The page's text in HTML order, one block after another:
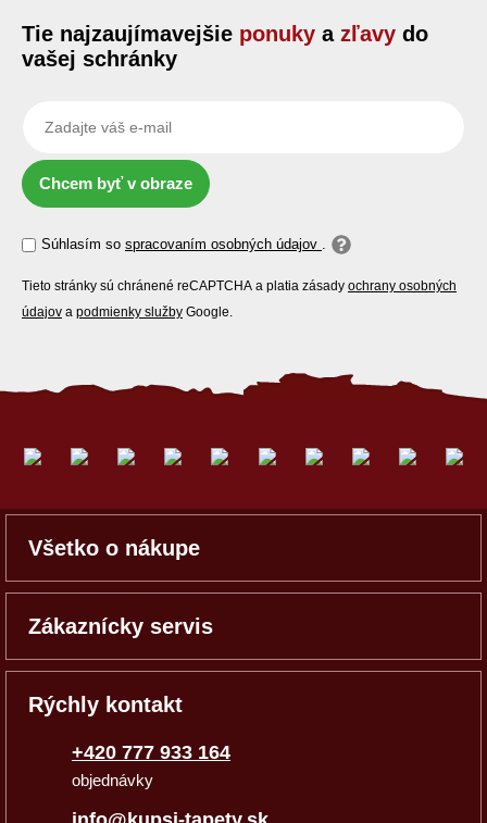
Tie najzaujímavejšie ponuky a zľavy do
vašej schránky
Chcem byť v obraze
Súhlasím so spracovaním osobných údajov .
Tieto stránky sú chránené reCAPTCHA a platia zásady ochrany osobných
údajov a podmienky služby Google.
Všetko o nákupe
Zákaznícky servis
Rýchly kontakt
+420 777 933 164
objednávky